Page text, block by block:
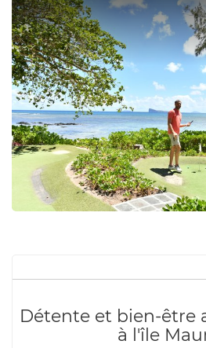
Détente et bien-être
à l'île